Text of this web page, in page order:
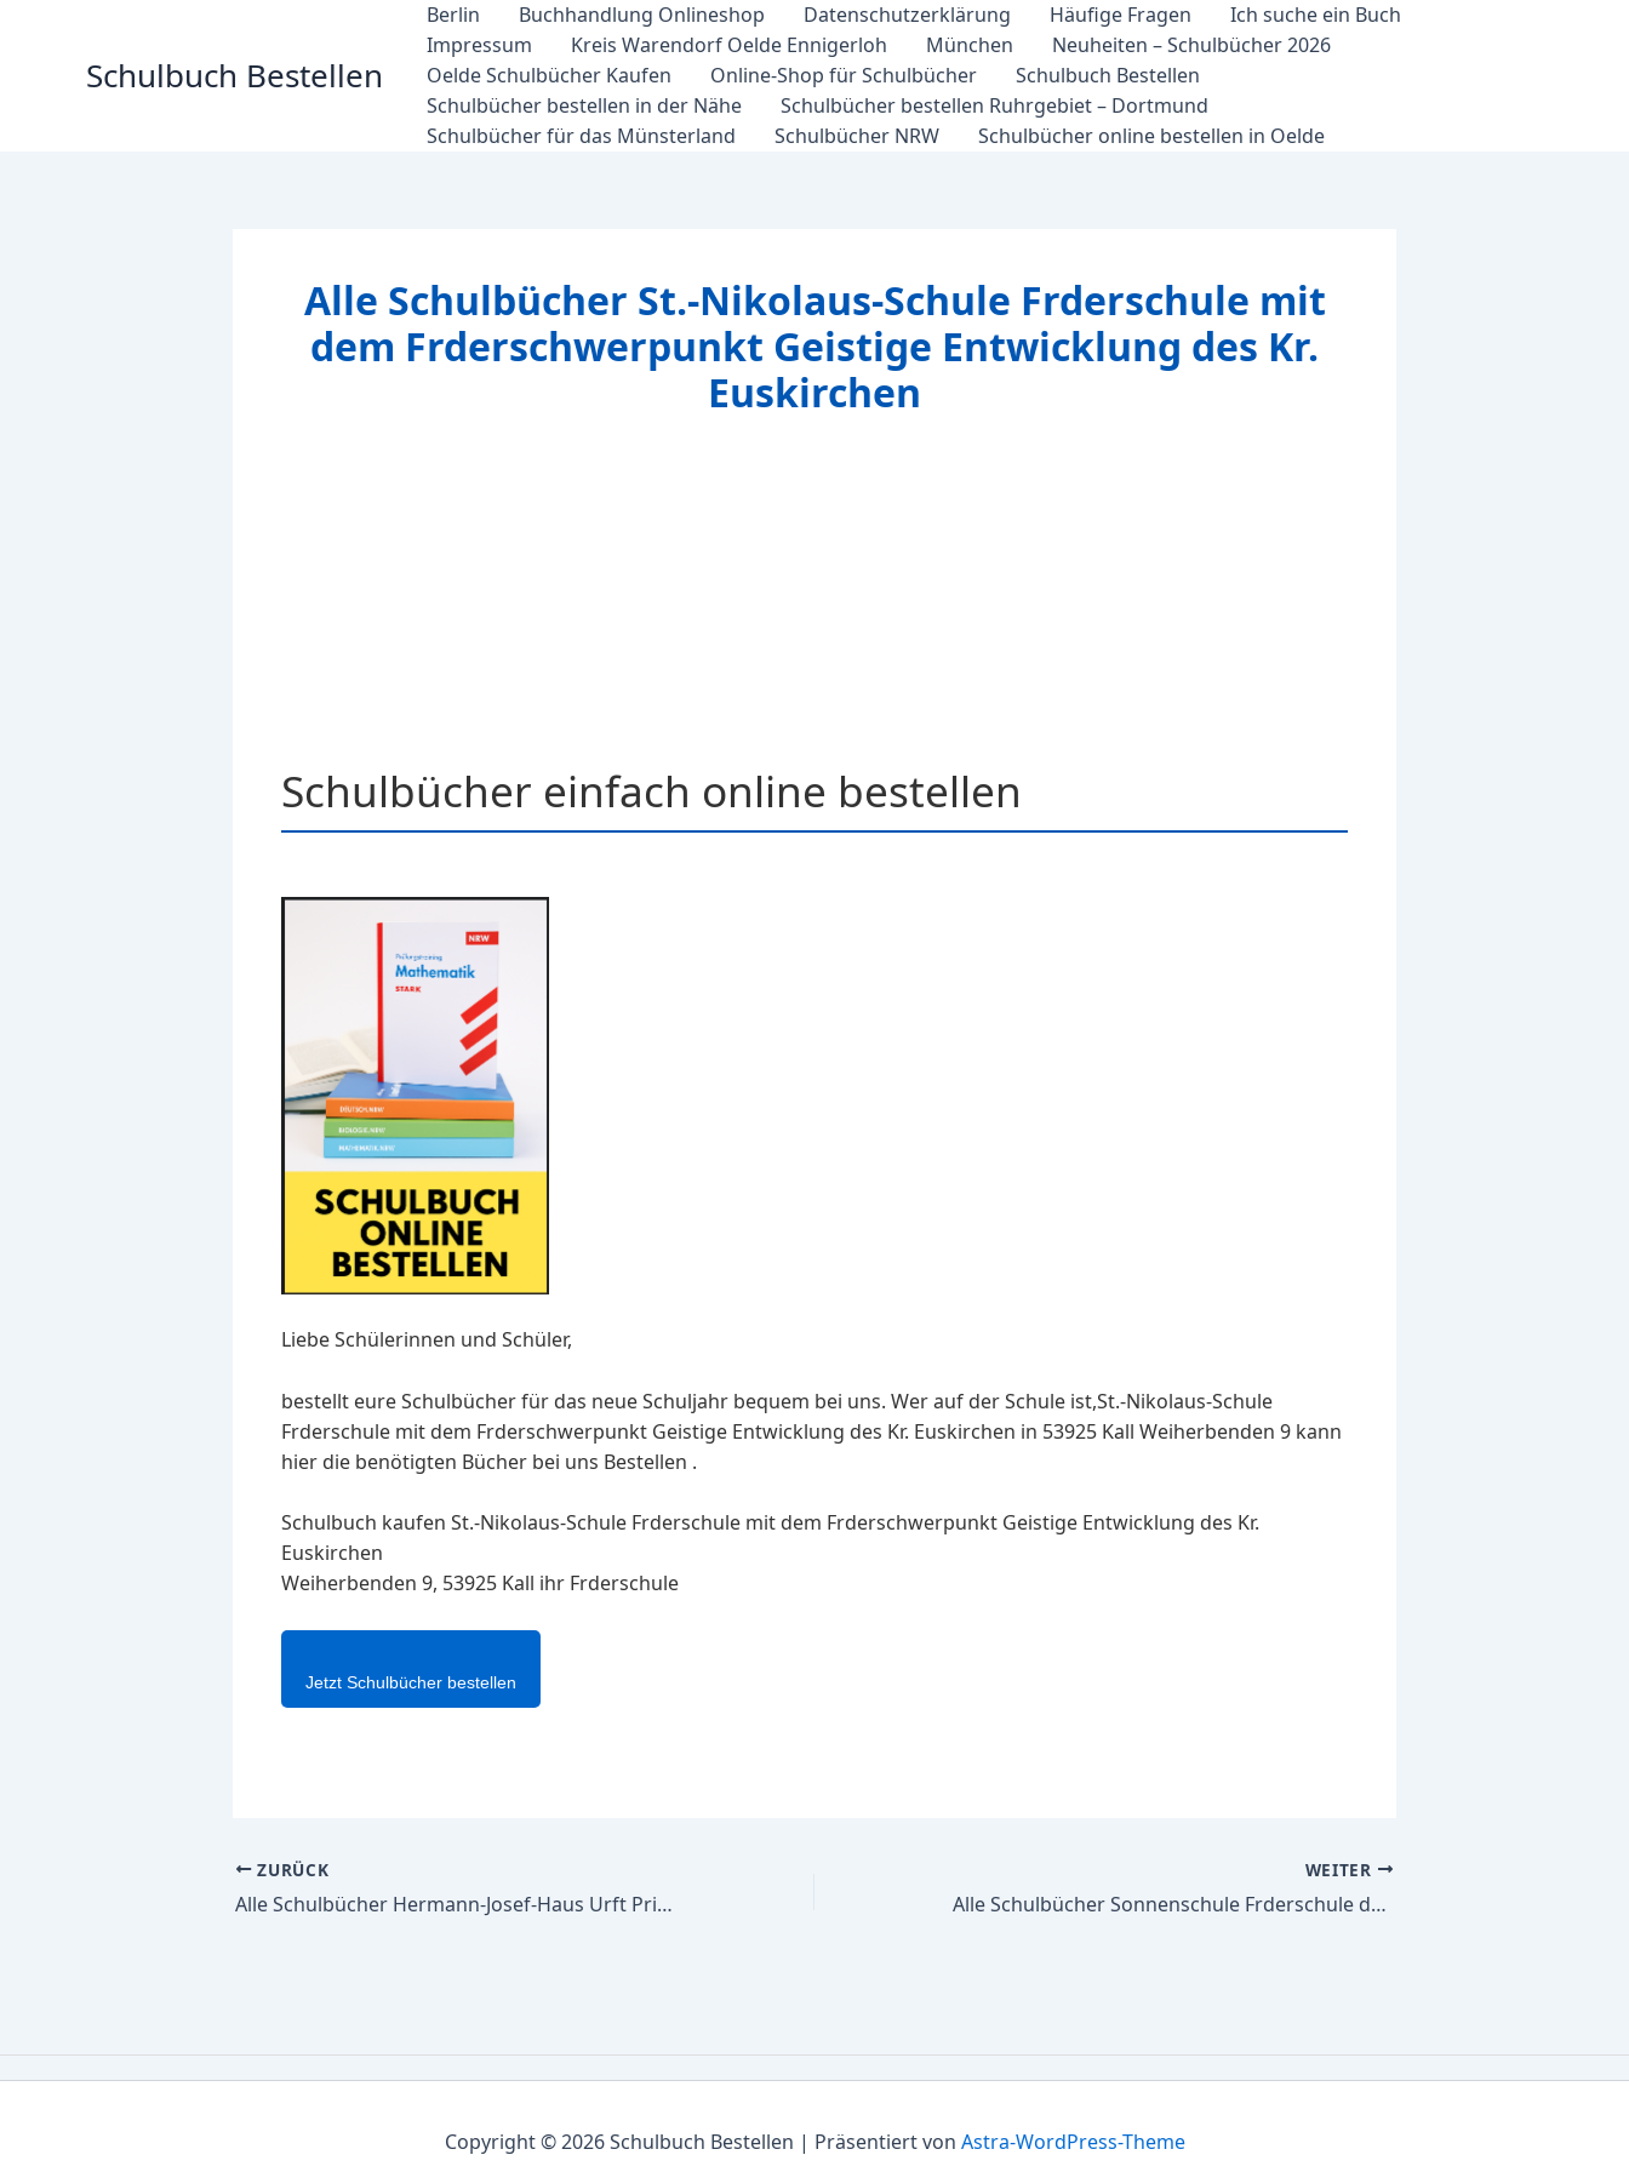
Schulbuch Bestellen
Berlin Buchhandlung Onlineshop Datenschutzerklärung Häufige Fragen
Ich suche ein Buch
Impressum
Kreis Warendorf Oelde Ennigerloh München
Neuheiten – Schulbücher 2026
Oelde Schulbücher Kaufen
Online-Shop für Schulbücher
Schulbuch Bestellen
Schulbücher bestellen in der Nähe
Schulbücher bestellen Ruhrgebiet – Dortmund
Schulbücher für das Münsterland
Schulbücher NRW Schulbücher online bestellen in Oelde
Alle Schulbücher St.-Nikolaus-Schule Frderschule mit
dem Frderschwerpunkt Geistige Entwicklung des Kr.
Euskirchen
Schulbücher einfach online bestellen
Liebe Schülerinnen und Schüler,
bestellt eure Schulbücher für das neue Schuljahr bequem bei uns. Wer auf der Schule ist,St.-Nikolaus-Schule
Frderschule mit dem Frderschwerpunkt Geistige Entwicklung des Kr. Euskirchen in 53925 Kall Weiherbenden 9 kann
hier die benötigten Bücher bei uns Bestellen .
Schulbuch kaufen St.-Nikolaus-Schule Frderschule mit dem Frderschwerpunkt Geistige Entwicklung des Kr.
Euskirchen
Weiherbenden 9, 53925 Kall ihr Frderschule
Jetzt Schulbücher bestellen
ZURÜCK
Alle Schulbücher Hermann-Josef-Haus Urft Private Katholische Frderschule,Frder- schwerp. Emotionale u. soziale Entwickl.
WEITER
Alle Schulbücher Sonnenschule Frderschule des Kreises Unna mit dem Frderschwerpunkt Sprache, Primarbereich
Copyright © 2026 Schulbuch Bestellen | Präsentiert von Astra-WordPress-Theme